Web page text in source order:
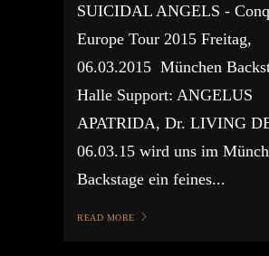
SUICIDAL ANGELS -
Europe Tour 2015 Freitag,
06.03.2015 München
Halle Support: ANGELUS
APATRIDA, Dr. LIVING
06.03.15 wird uns im
Backstage ein feines...
READ MORE